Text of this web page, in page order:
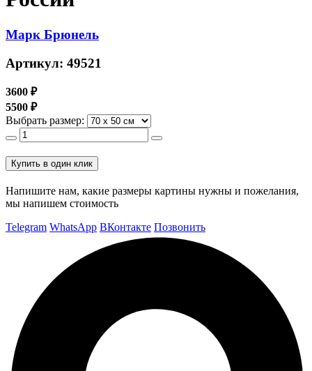
Марк Брюнель
Артикул: 49521
3600 ₽
5500 ₽
Выбрать размер:
Купить в один клик
Напишите нам, какие размеры картины нужны и пожелания,
мы напишем стоимость
Telegram WhatsApp ВКонтакте Позвонить